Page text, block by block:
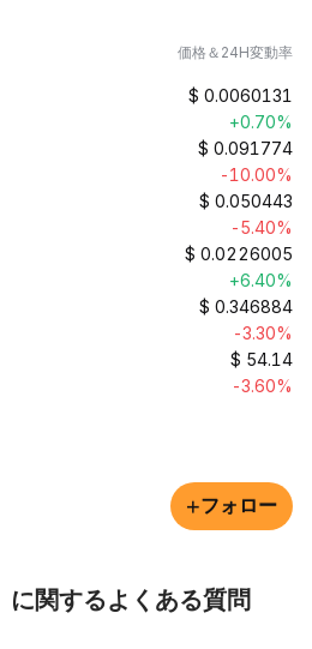
価格＆24H変動率
$ 0.0060131
+0.70%
$ 0.091774
-10.00%
$ 0.050443
-5.40%
$ 0.0226005
+6.40%
$ 0.346884
-3.30%
$ 54.14
-3.60%
+フォロー
関するよくある質問